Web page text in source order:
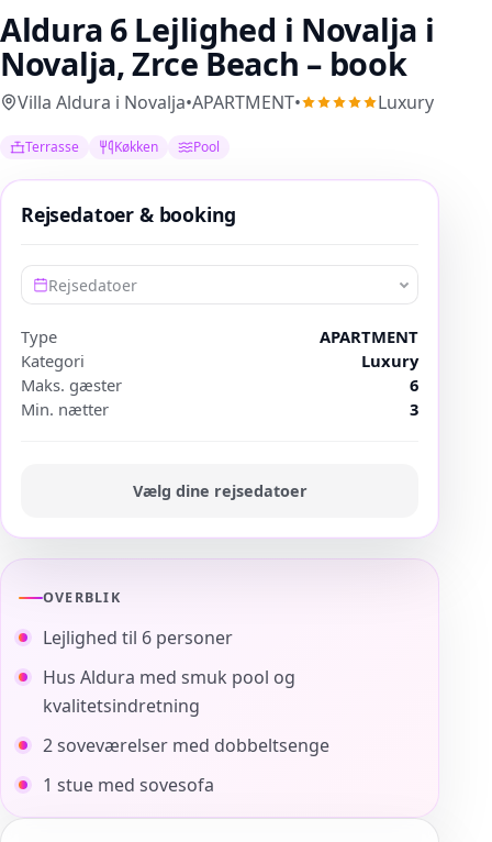
Aldura 6 Lejlighed i Novalja i
Novalja, Zrce Beach – book
Villa Aldura i Novalja•APARTMENT• Luxury
Terrasse Køkken Pool
OVERBLIK
Lejlighed til 6 personer
Hus Aldura med smuk pool og
kvalitetsindretning
2 soveværelser med dobbeltsenge
1 stue med sovesofa
Rejsedatoer & booking
Rejsedatoer
Type
APARTMENT
Kategori
Luxury
Maks. gæster
6
Min. nætter
3
Vælg dine rejsedatoer